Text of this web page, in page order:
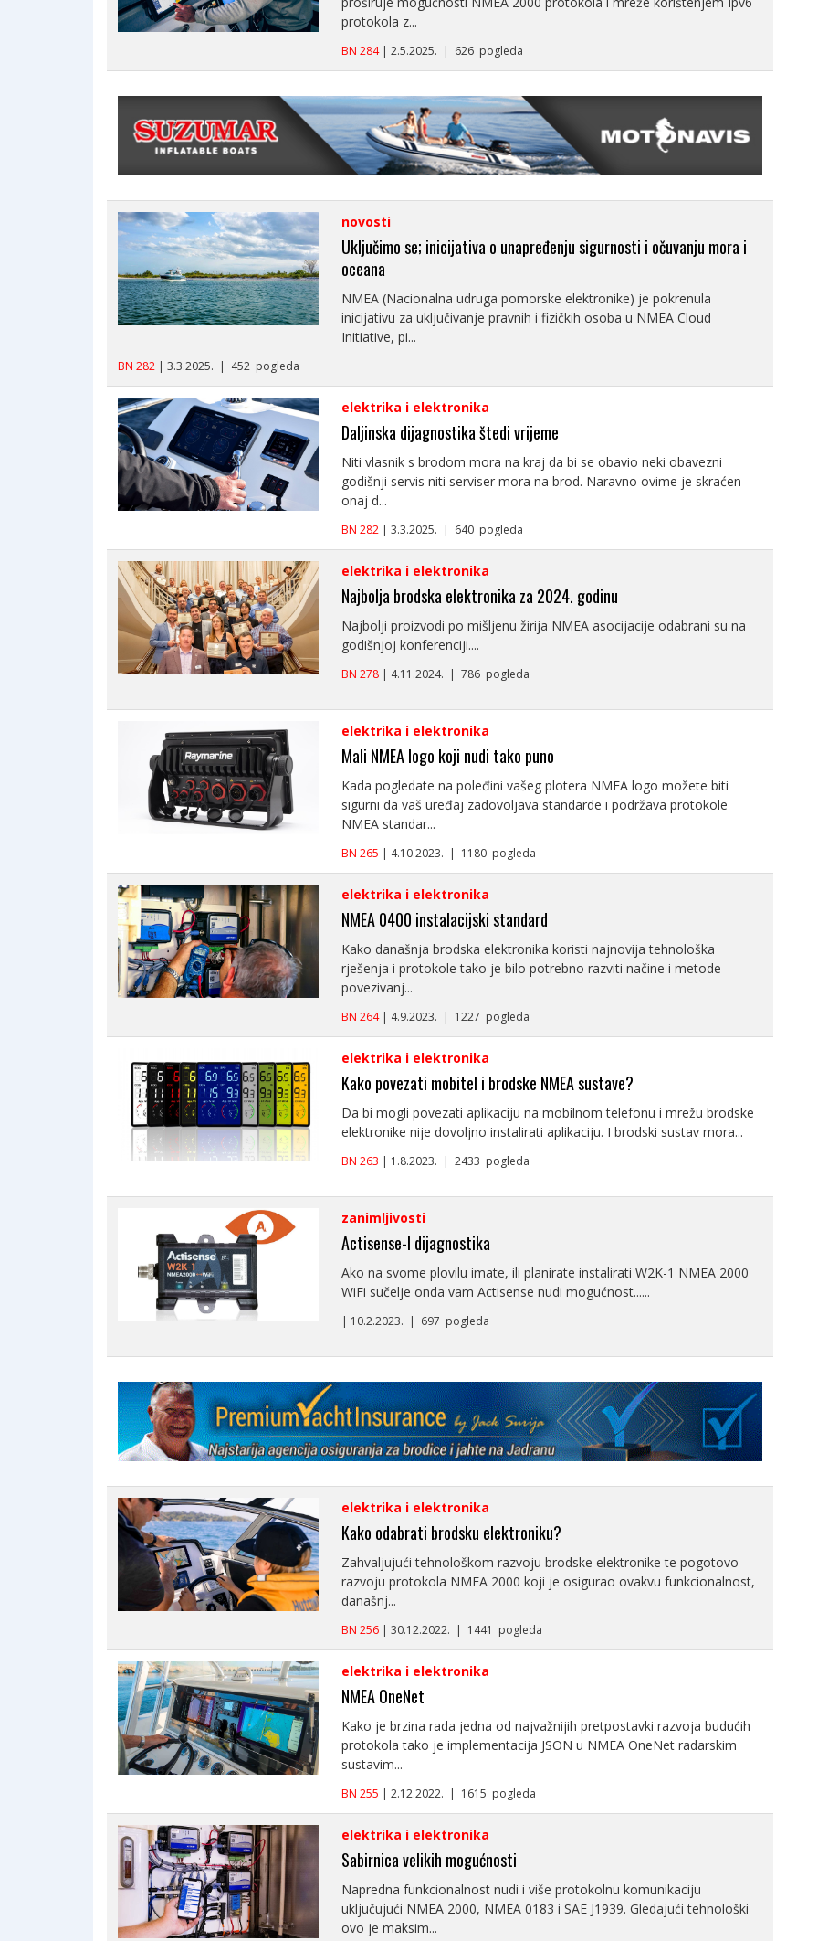
protokola z...
BN 284 | 2.5.2025. | 626 pogleda
novosti
Uključimo se; inicijativa o unapređenju sigurnosti i očuvanju mora i
oceana
NMEA (Nacionalna udruga pomorske elektronike) je pokrenula
inicijativu za uključivanje pravnih i fizičkih osoba u NMEA Cloud
Initiative, pi...
BN 282 | 3.3.2025. | 452 pogleda
elektrika i elektronika
Daljinska dijagnostika štedi vrijeme
Niti vlasnik s brodom mora na kraj da bi se obavio neki obavezni
godišnji servis niti serviser mora na brod. Naravno ovime je skraćen
onaj d...
BN 282 | 3.3.2025. | 640 pogleda
elektrika i elektronika
Najbolja brodska elektronika za 2024. godinu
Najbolji proizvodi po mišljenu žirija NMEA asocijacije odabrani su na
godišnjoj konferenciji....
BN 278 | 4.11.2024. | 786 pogleda
elektrika i elektronika
Mali NMEA logo koji nudi tako puno
Kada pogledate na poleđini vašeg plotera NMEA logo možete biti
sigurni da vaš uređaj zadovoljava standarde i podržava protokole
NMEA standar...
BN 265 | 4.10.2023. | 1180 pogleda
elektrika i elektronika
NMEA 0400 instalacijski standard
Kako današnja brodska elektronika koristi najnovija tehnološka
rješenja i protokole tako je bilo potrebno razviti načine i metode
povezivanj...
BN 264 | 4.9.2023. | 1227 pogleda
elektrika i elektronika
Kako povezati mobitel i brodske NMEA sustave?
Da bi mogli povezati aplikaciju na mobilnom telefonu i mrežu brodske
elektronike nije dovoljno instalirati aplikaciju. I brodski sustav mora...
BN 263 | 1.8.2023. | 2433 pogleda
zanimljivosti
Actisense-I dijagnostika
Ako na svome plovilu imate, ili planirate instalirati W2K-1 NMEA 2000
WiFi sučelje onda vam Actisense nudi mogućnost......
| 10.2.2023. | 697 pogleda
elektrika i elektronika
Kako odabrati brodsku elektroniku?
Zahvaljujući tehnološkom razvoju brodske elektronike te pogotovo
razvoju protokola NMEA 2000 koji je osigurao ovakvu funkcionalnost,
današnj...
BN 256 | 30.12.2022. | 1441 pogleda
elektrika i elektronika
NMEA OneNet
Kako je brzina rada jedna od najvažnijih pretpostavki razvoja budućih
protokola tako je implementacija JSON u NMEA OneNet radarskim
sustavim...
BN 255 | 2.12.2022. | 1615 pogleda
elektrika i elektronika
Sabirnica velikih mogućnosti
Napredna funkcionalnost nudi i više protokolnu komunikaciju
uključujući NMEA 2000, NMEA 0183 i SAE J1939. Gledajući tehnološki
ovo je maksim...